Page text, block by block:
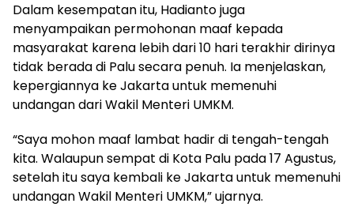
Dalam kesempatan itu, Hadianto juga
menyampaikan permohonan maaf kepada
masyarakat karena lebih dari 10 hari terakhir dirinya
tidak berada di Palu secara penuh. Ia menjelaskan,
kepergiannya ke Jakarta untuk memenuhi
undangan dari Wakil Menteri UMKM.
“Saya mohon maaf lambat hadir di tengah-tengah
kita. Walaupun sempat di Kota Palu pada 17 Agustus,
setelah itu saya kembali ke Jakarta untuk memenuhi
undangan Wakil Menteri UMKM,” ujarnya.